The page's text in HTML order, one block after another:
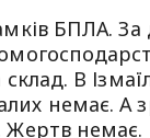
БПЛА.
В
немає. А
Жертв немає.